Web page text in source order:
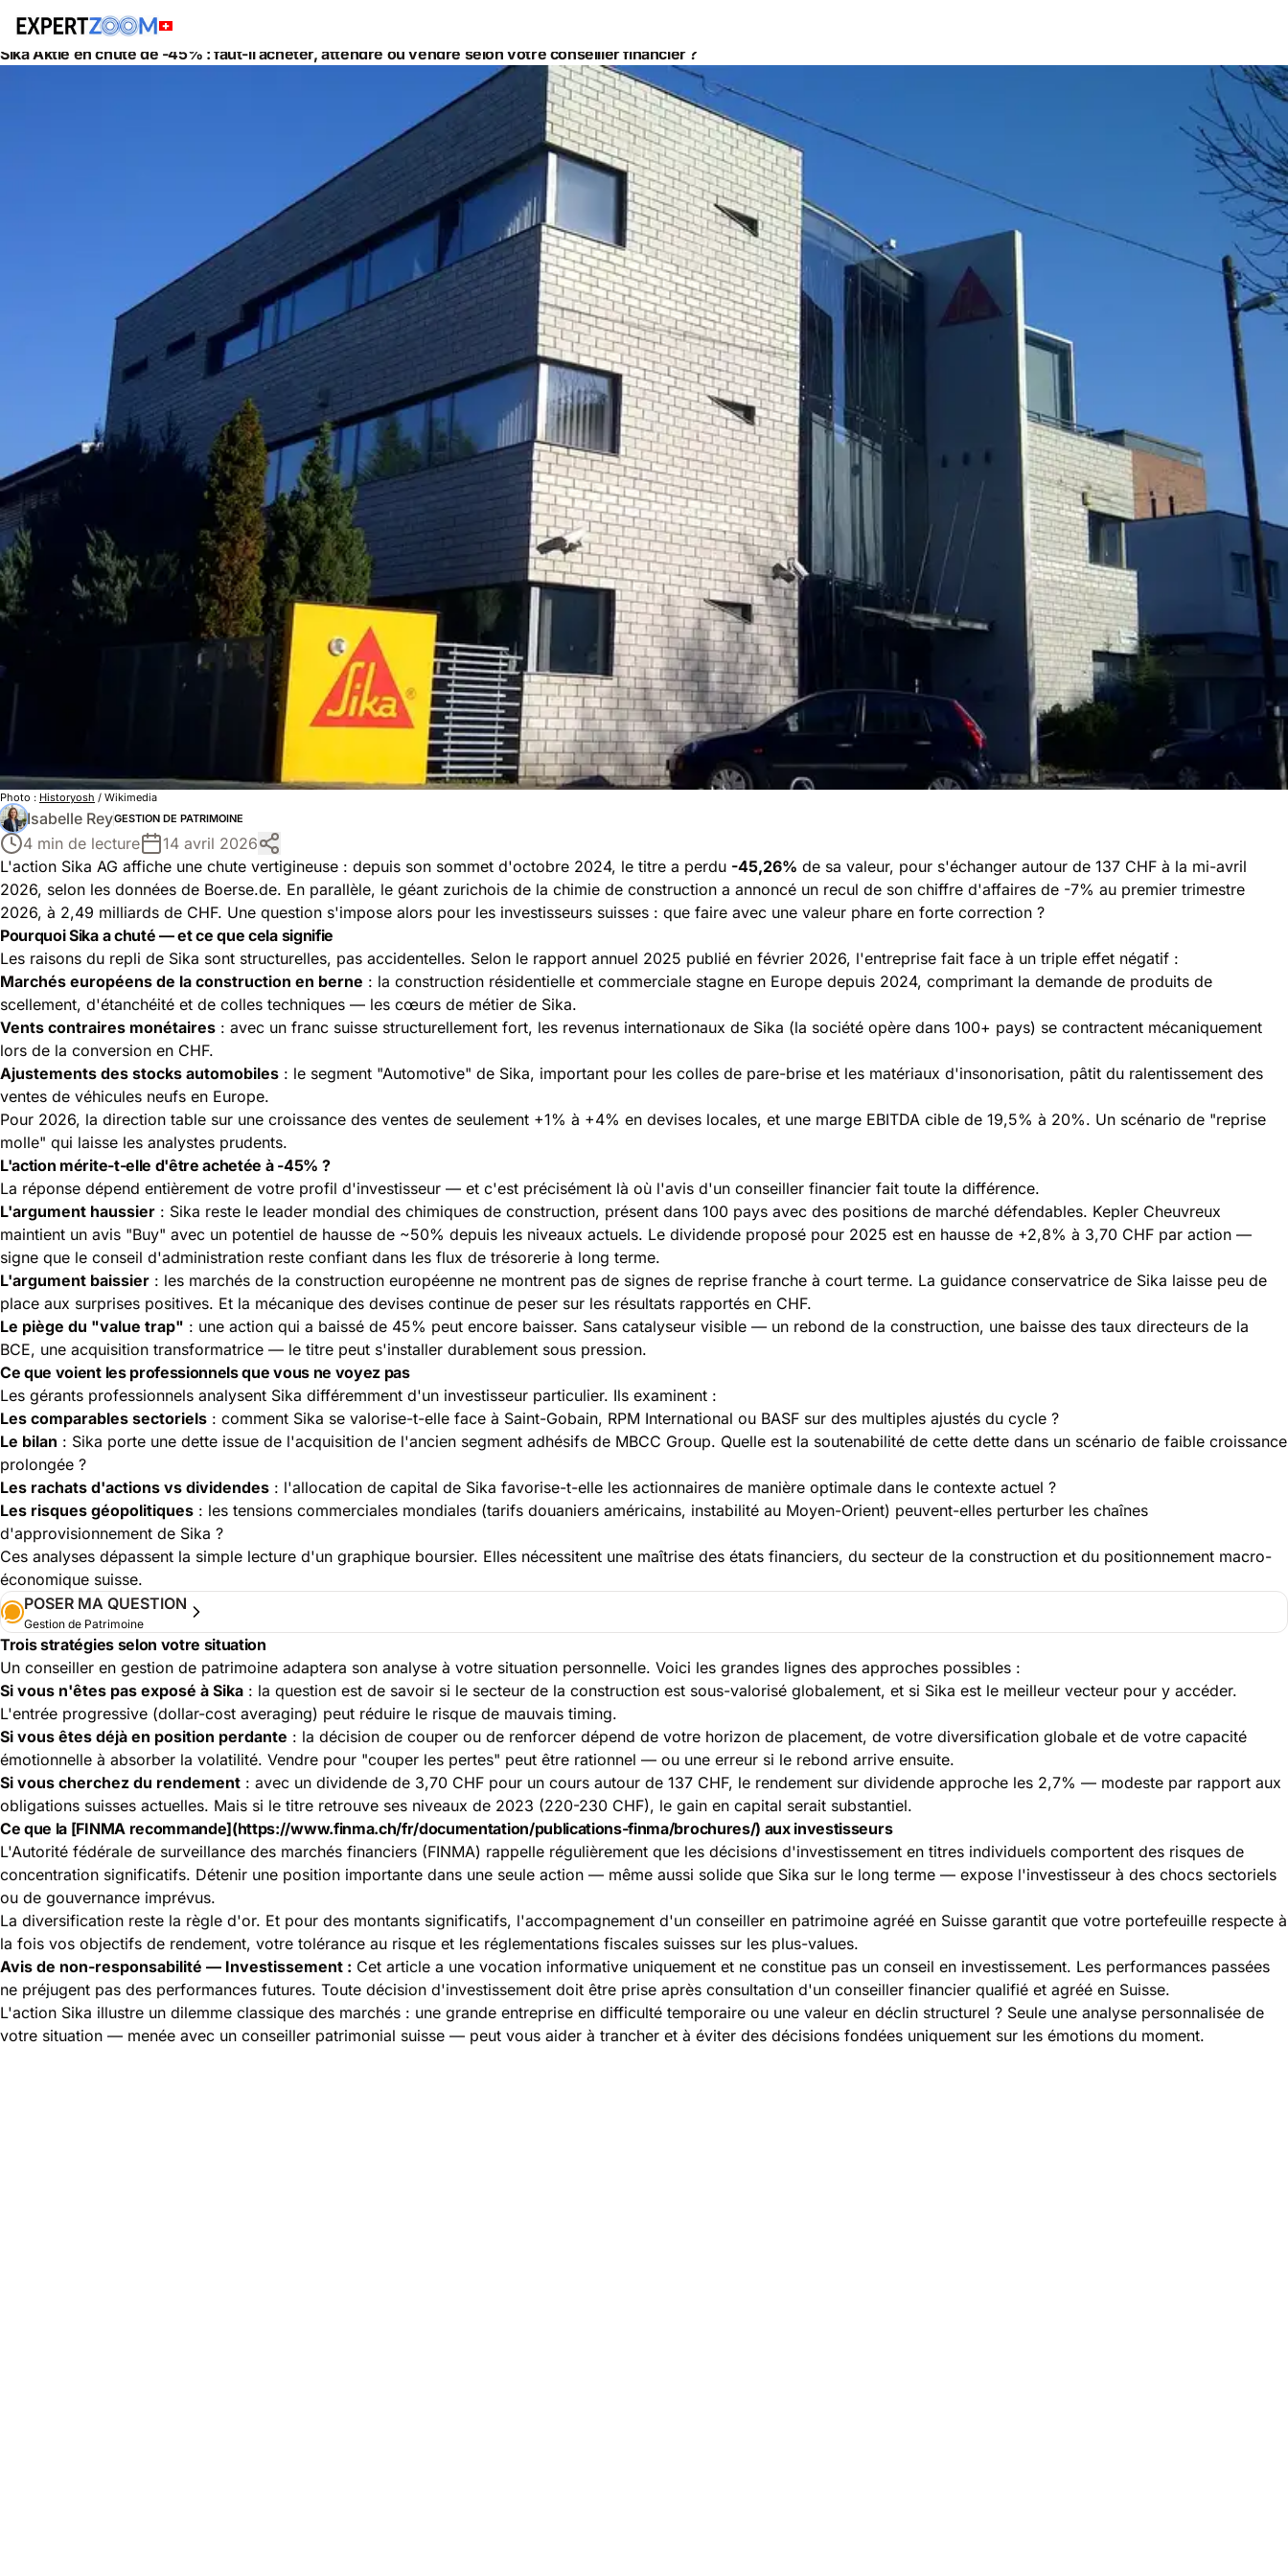
Actualités Gestion de Patrimoine
Sika Aktie en chute de -45% : faut-il acheter, attendre ou vendre selon votre conseiller financier ?
Photo : Historyosh / Wikimedia
Isabelle ReyGESTION DE PATRIMOINE
4 min de lecture
14 avril 2026
L'action Sika AG affiche une chute vertigineuse : depuis son sommet d'octobre 2024, le titre a perdu -45,26% de sa valeur, pour s'échanger autour de 137 CHF à la mi-avril
2026, selon les données de Boerse.de. En parallèle, le géant zurichois de la chimie de construction a annoncé un recul de son chiffre d'affaires de -7% au premier trimestre
2026, à 2,49 milliards de CHF. Une question s'impose alors pour les investisseurs suisses : que faire avec une valeur phare en forte correction ?
Pourquoi Sika a chuté — et ce que cela signifie
Les raisons du repli de Sika sont structurelles, pas accidentelles. Selon le rapport annuel 2025 publié en février 2026, l'entreprise fait face à un triple effet négatif :
Marchés européens de la construction en berne : la construction résidentielle et commerciale stagne en Europe depuis 2024, comprimant la demande de produits de
scellement, d'étanchéité et de colles techniques — les cœurs de métier de Sika.
Vents contraires monétaires : avec un franc suisse structurellement fort, les revenus internationaux de Sika (la société opère dans 100+ pays) se contractent mécaniquement
lors de la conversion en CHF.
Ajustements des stocks automobiles : le segment "Automotive" de Sika, important pour les colles de pare-brise et les matériaux d'insonorisation, pâtit du ralentissement des
ventes de véhicules neufs en Europe.
Pour 2026, la direction table sur une croissance des ventes de seulement +1% à +4% en devises locales, et une marge EBITDA cible de 19,5% à 20%. Un scénario de "reprise
molle" qui laisse les analystes prudents.
L'action mérite-t-elle d'être achetée à -45% ?
La réponse dépend entièrement de votre profil d'investisseur — et c'est précisément là où l'avis d'un conseiller financier fait toute la différence.
L'argument haussier : Sika reste le leader mondial des chimiques de construction, présent dans 100 pays avec des positions de marché défendables. Kepler Cheuvreux
maintient un avis "Buy" avec un potentiel de hausse de ~50% depuis les niveaux actuels. Le dividende proposé pour 2025 est en hausse de +2,8% à 3,70 CHF par action —
signe que le conseil d'administration reste confiant dans les flux de trésorerie à long terme.
L'argument baissier : les marchés de la construction européenne ne montrent pas de signes de reprise franche à court terme. La guidance conservatrice de Sika laisse peu de
place aux surprises positives. Et la mécanique des devises continue de peser sur les résultats rapportés en CHF.
Le piège du "value trap" : une action qui a baissé de 45% peut encore baisser. Sans catalyseur visible — un rebond de la construction, une baisse des taux directeurs de la
BCE, une acquisition transformatrice — le titre peut s'installer durablement sous pression.
Ce que voient les professionnels que vous ne voyez pas
Les gérants professionnels analysent Sika différemment d'un investisseur particulier. Ils examinent :
Les comparables sectoriels : comment Sika se valorise-t-elle face à Saint-Gobain, RPM International ou BASF sur des multiples ajustés du cycle ?
Le bilan : Sika porte une dette issue de l'acquisition de l'ancien segment adhésifs de MBCC Group. Quelle est la soutenabilité de cette dette dans un scénario de faible croissance
prolongée ?
Les rachats d'actions vs dividendes : l'allocation de capital de Sika favorise-t-elle les actionnaires de manière optimale dans le contexte actuel ?
Les risques géopolitiques : les tensions commerciales mondiales (tarifs douaniers américains, instabilité au Moyen-Orient) peuvent-elles perturber les chaînes
d'approvisionnement de Sika ?
Ces analyses dépassent la simple lecture d'un graphique boursier. Elles nécessitent une maîtrise des états financiers, du secteur de la construction et du positionnement macro-
économique suisse.
POSER MA QUESTION
Gestion de Patrimoine
Trois stratégies selon votre situation
Un conseiller en gestion de patrimoine adaptera son analyse à votre situation personnelle. Voici les grandes lignes des approches possibles :
Si vous n'êtes pas exposé à Sika : la question est de savoir si le secteur de la construction est sous-valorisé globalement, et si Sika est le meilleur vecteur pour y accéder.
L'entrée progressive (dollar-cost averaging) peut réduire le risque de mau­vais timing.
Si vous êtes déjà en position perdante : la décision de couper ou de renforcer dépend de votre horizon de placement, de votre diversification globale et de votre capacité
émotionnelle à absorber la volatilité. Vendre pour "couper les pertes" peut être rationnel — ou une erreur si le rebond arrive ensuite.
Si vous cherchez du rendement : avec un dividende de 3,70 CHF pour un cours autour de 137 CHF, le rendement sur dividende approche les 2,7% — modeste par rapport aux
obligations suisses actuelles. Mais si le titre retrouve ses niveaux de 2023 (220-230 CHF), le gain en capital serait substantiel.
Ce que la [FINMA recommande](https://www.finma.ch/fr/documentation/publications-finma/brochures/) aux investisseurs
L'Autorité fédérale de surveillance des marchés financiers (FINMA) rappelle régulièrement que les décisions d'investissement en titres individuels comportent des risques de
concentration significatifs. Détenir une position importante dans une seule action — même aussi solide que Sika sur le long terme — expose l'investisseur à des chocs sectoriels
ou de gouvernance imprévus.
La diversification reste la règle d'or. Et pour des montants significatifs, l'accompagnement d'un conseiller en patrimoine agréé en Suisse garantit que votre portefeuille respecte à
la fois vos objectifs de rendement, votre tolérance au risque et les réglementations fiscales suisses sur les plus-values.
Avis de non-responsabilité — Investissement : Cet article a une vocation informative uniquement et ne constitue pas un conseil en investissement. Les performances passées
ne préjugent pas des performances futures. Toute décision d'investissement doit être prise après consultation d'un conseiller financier qualifié et agréé en Suisse.
L'action Sika illustre un dilemme classique des marchés : une grande entreprise en difficulté temporaire ou une valeur en déclin structurel ? Seule une analyse personnalisée de
votre situation — menée avec un conseiller patrimonial suisse — peut vous aider à trancher et à éviter des décisions fondées uniquement sur les émotions du moment.